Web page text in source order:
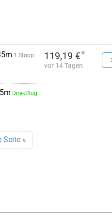
1 Stopp
Direktflug
119,19 €*
vor 14 Tagen
Seite »